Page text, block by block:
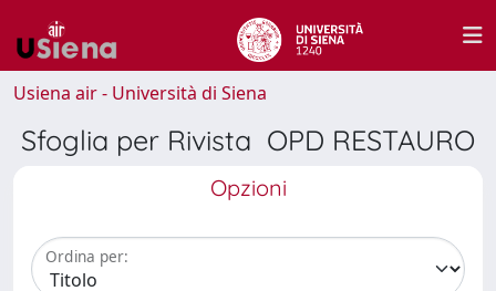
Usiena air - Università di Siena
Sfoglia per Rivista OPD RESTAURO
Opzioni
Ordina per: